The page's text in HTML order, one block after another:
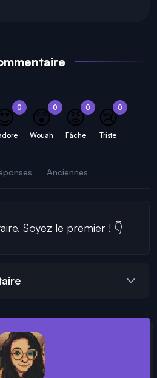
0 0
😲
Wouah
0
😡
Fâché
0
😢
Triste
Anciennes
Soyez le premier ! 👇